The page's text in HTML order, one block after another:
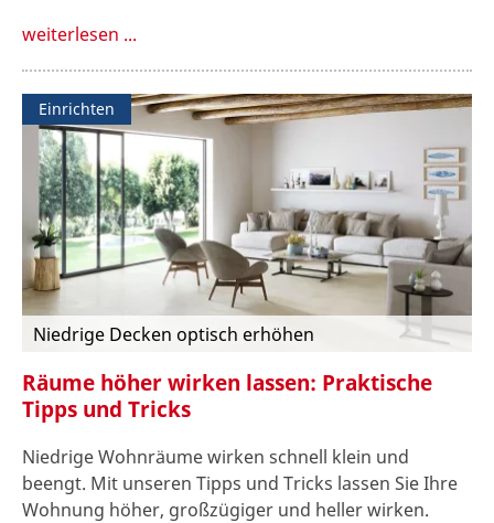
weiterlesen ...
Einrichten
Niedrige Decken optisch erhöhen
Räume höher wirken lassen: Praktische
Tipps und Tricks
Niedrige Wohnräume wirken schnell klein und
beengt. Mit unseren Tipps und Tricks lassen Sie Ihre
Wohnung höher, großzügiger und heller wirken.